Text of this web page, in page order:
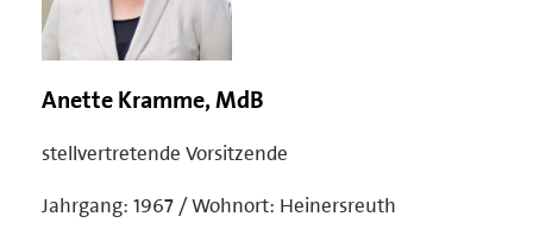
Anette Kramme, MdB
stellvertretende Vorsitzende
Jahrgang: 1967 / Wohnort: Heinersreuth